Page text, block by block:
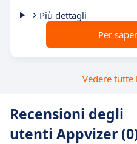
Più dettagli
Per
Vedere tutte
Recensioni degli
utenti Appvizer